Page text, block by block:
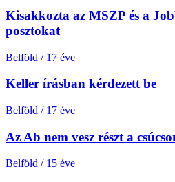
Kisakkozta az MSZP és a
posztokat
Belföld / 17 éve
Keller írásban kérdezett be
Belföld / 17 éve
Az Ab nem vesz részt a
Belföld / 15 éve